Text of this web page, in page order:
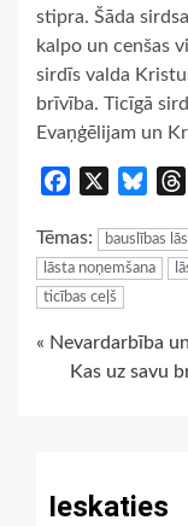
stipra. Šāda
kalpo un cenšas
sirdīs valda
brīvība. Ticīgā
Evaņģēlijam un
Facebook
Tēmas: bauslības
lāsta noņemšana
ticības ceļš
Continue
« Nevardarbība
Kas uz savu
Ieskaties